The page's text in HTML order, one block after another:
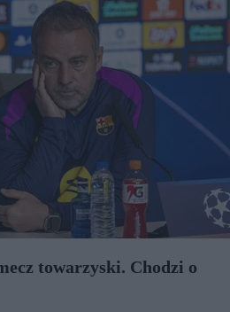
towarzyski. Chodzi o